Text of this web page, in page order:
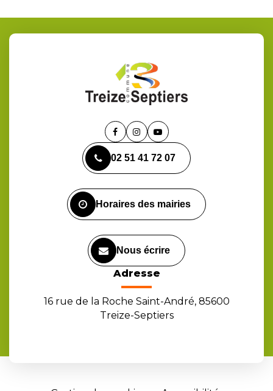
Lien
le
compte
Lien
le
compte
Lien
la
chaîne
02 51 41 72 07
Horaires des mairies
Nous écrire
Adresse
16 rue de la Roche Saint-André, 85600
Treize-Septiers